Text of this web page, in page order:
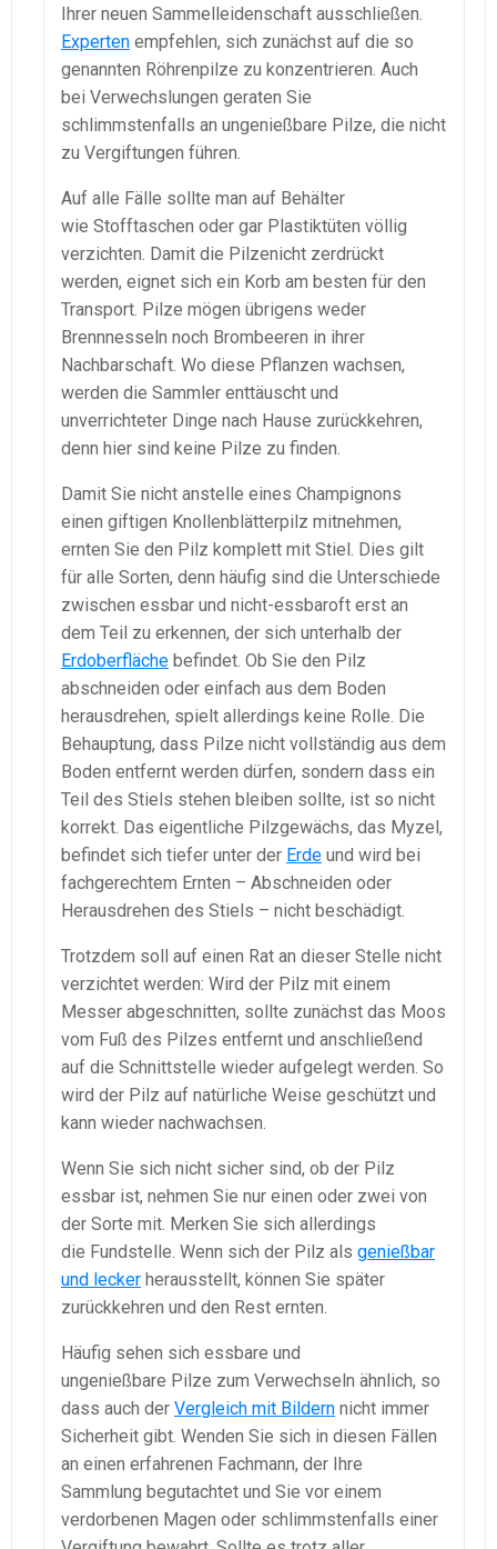
Ihrer neuen Sammelleidenschaft ausschließen.
Experten empfehlen, sich zunächst auf die so
genannten Röhrenpilze zu konzentrieren. Auch
bei Verwechslungen geraten Sie
schlimmstenfalls an ungenießbare Pilze, die nicht
zu Vergiftungen führen.
Auf alle Fälle sollte man auf Behälter
wie Stofftaschen oder gar Plastiktüten völlig
verzichten. Damit die Pilzenicht zerdrückt
werden, eignet sich ein Korb am besten für den
Transport. Pilze mögen übrigens weder
Brennnesseln noch Brombeeren in ihrer
Nachbarschaft. Wo diese Pflanzen wachsen,
werden die Sammler enttäuscht und
unverrichteter Dinge nach Hause zurückkehren,
denn hier sind keine Pilze zu finden.
Damit Sie nicht anstelle eines Champignons
einen giftigen Knollenblätterpilz mitnehmen,
ernten Sie den Pilz komplett mit Stiel. Dies gilt
für alle Sorten, denn häufig sind die Unterschiede
zwischen essbar und nicht-essbaroft erst an
dem Teil zu erkennen, der sich unterhalb der
Erdoberfläche befindet. Ob Sie den Pilz
abschneiden oder einfach aus dem Boden
herausdrehen, spielt allerdings keine Rolle. Die
Behauptung, dass Pilze nicht vollständig aus dem
Boden entfernt werden dürfen, sondern dass ein
Teil des Stiels stehen bleiben sollte, ist so nicht
korrekt. Das eigentliche Pilzgewächs, das Myzel,
befindet sich tiefer unter der Erde und wird bei
fachgerechtem Ernten – Abschneiden oder
Herausdrehen des Stiels – nicht beschädigt.
Trotzdem soll auf einen Rat an dieser Stelle nicht
verzichtet werden: Wird der Pilz mit einem
Messer abgeschnitten, sollte zunächst das Moos
vom Fuß des Pilzes entfernt und anschließend
auf die Schnittstelle wieder aufgelegt werden. So
wird der Pilz auf natürliche Weise geschützt und
kann wieder nachwachsen.
Wenn Sie sich nicht sicher sind, ob der Pilz
essbar ist, nehmen Sie nur einen oder zwei von
der Sorte mit. Merken Sie sich allerdings
die Fundstelle. Wenn sich der Pilz als genießbar
und lecker herausstellt, können Sie später
zurückkehren und den Rest ernten.
Häufig sehen sich essbare und
ungenießbare Pilze zum Verwechseln ähnlich, so
dass auch der Vergleich mit Bildern nicht immer
Sicherheit gibt. Wenden Sie sich in diesen Fällen
an einen erfahrenen Fachmann, der Ihre
Sammlung begutachtet und Sie vor einem
verdorbenen Magen oder schlimmstenfalls einer